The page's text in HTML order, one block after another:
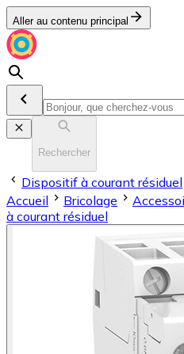
Aller au contenu principal
Rechercher
Dispositif à courant résiduel
Accueil
Bricolage
à courant résiduel